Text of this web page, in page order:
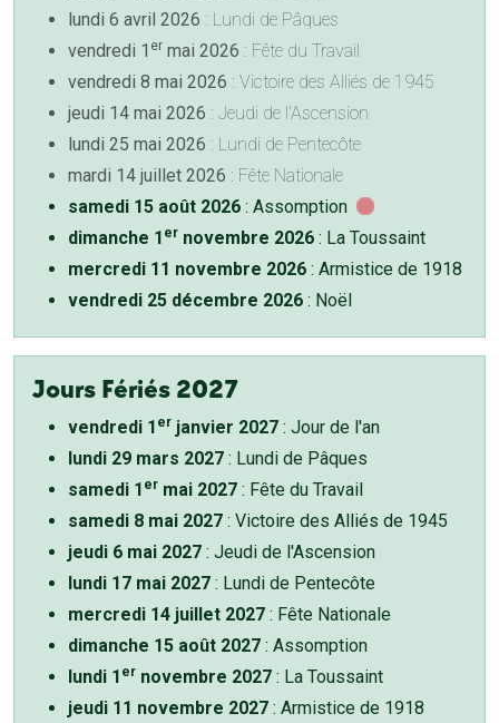
lundi 6 avril 2026 : Lundi de Pâques
vendredi 1 er mai 2026 : Fête du Travail
vendredi 8 mai 2026 : Victoire des Alliés de 1945
jeudi 14 mai 2026 : Jeudi de l'Ascension
lundi 25 mai 2026 : Lundi de Pentecôte
mardi 14 juillet 2026 : Fête Nationale
samedi 15 août 2026 : Assomption
dimanche 1 er novembre 2026 : La Toussaint
mercredi 11 novembre 2026 : Armistice de 1918
vendredi 25 décembre 2026 : Noël
Jours Fériés 2027
vendredi 1 er janvier 2027 : Jour de l'an
lundi 29 mars 2027 : Lundi de Pâques
samedi 1 er mai 2027 : Fête du Travail
samedi 8 mai 2027 : Victoire des Alliés de 1945
jeudi 6 mai 2027 : Jeudi de l'Ascension
lundi 17 mai 2027 : Lundi de Pentecôte
mercredi 14 juillet 2027 : Fête Nationale
dimanche 15 août 2027 : Assomption
lundi 1 er novembre 2027 : La Toussaint
jeudi 11 novembre 2027 : Armistice de 1918